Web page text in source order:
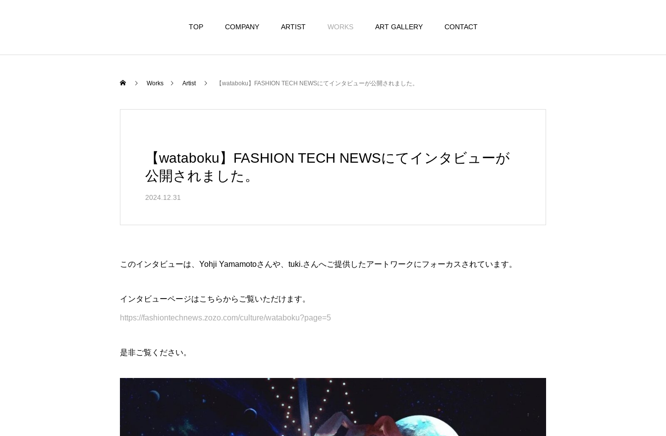
TOP COMPANY ARTIST WORKS ART GALLERY CONTACT
Works Artist 【wataboku】FASHION TECH NEWSにてインタビューが公開されました。
【wataboku】FASHION TECH NEWSにてインタビューが
公開されました。
2024.12.31
このインタビューは、Yohji Yamamotoさんや、tuki.さんへご提供したアートワークにフォーカスされています。
インタビューページはこちらからご覧いただけます。
https://fashiontechnews.zozo.com/culture/wataboku?page=5
是非ご覧ください。